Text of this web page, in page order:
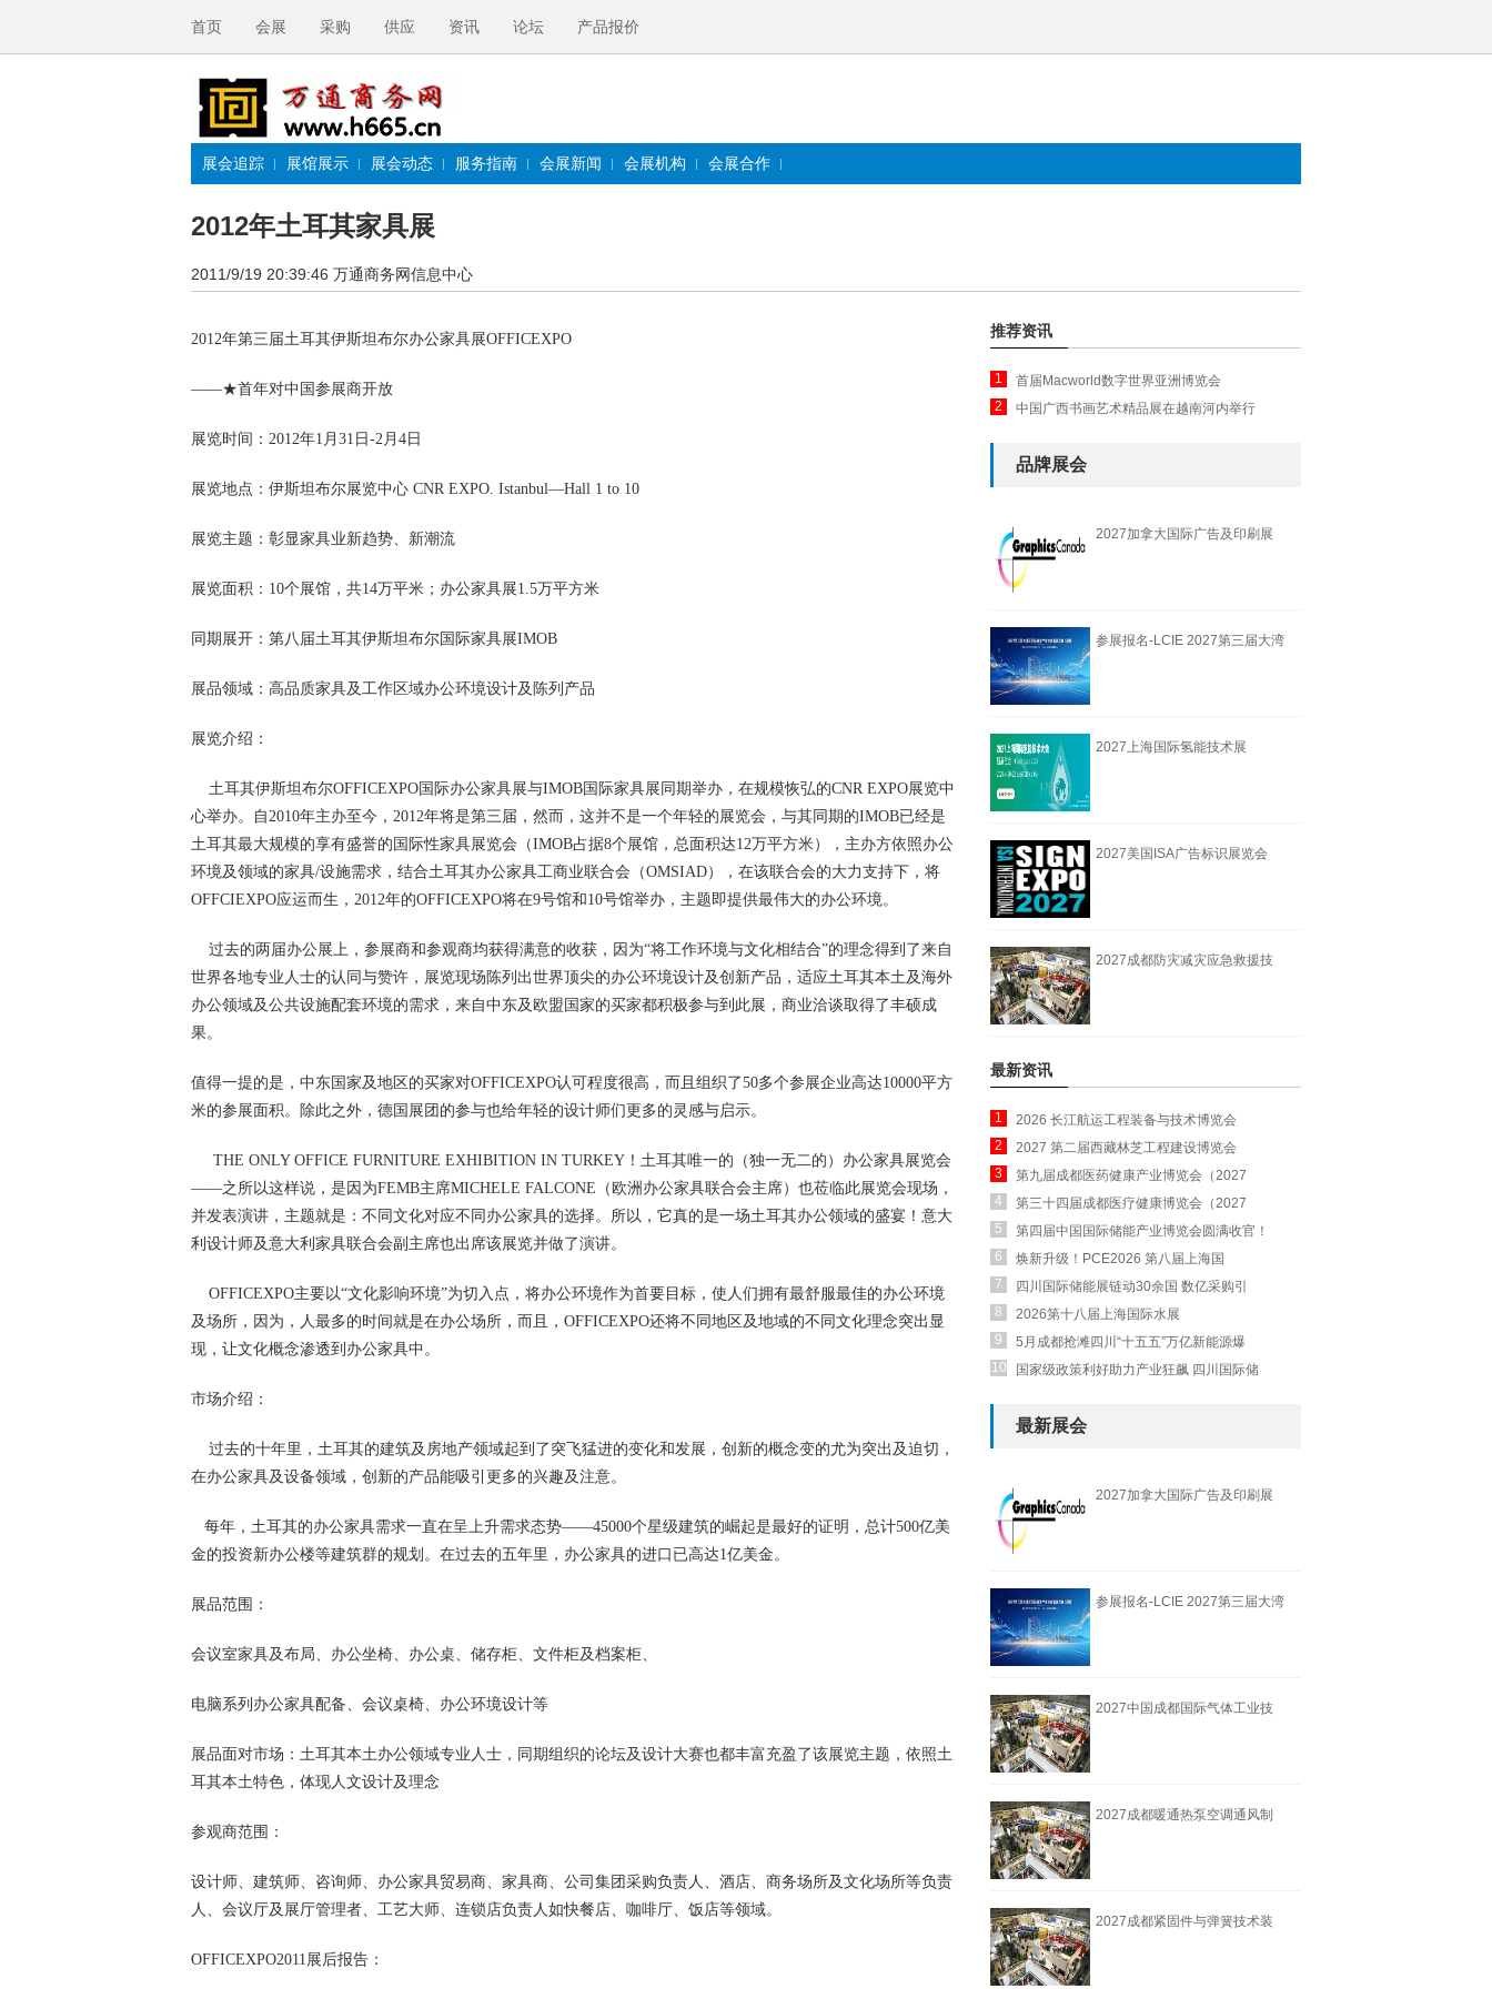
首页 会展 采购 供应 资讯 论坛 产品报价
展会追踪 展馆展示 展会动态 服务指南 会展新闻 会展机构 会展合作
2012年土耳其家具展
2011/9/19 20:39:46 万通商务网信息中心
2012年第三届土耳其伊斯坦布尔办公家具展OFFICEXPO
——★首年对中国参展商开放
展览时间：2012年1月31日-2月4日
展览地点：伊斯坦布尔展览中心 CNR EXPO. Istanbul—Hall 1 to 10
展览主题：彰显家具业新趋势、新潮流
展览面积：10个展馆，共14万平米；办公家具展1.5万平方米
同期展开：第八届土耳其伊斯坦布尔国际家具展IMOB
展品领域：高品质家具及工作区域办公环境设计及陈列产品
展览介绍：
土耳其伊斯坦布尔OFFICEXPO国际办公家具展与IMOB国际家具展同期举办，在规模恢弘的CNR EXPO展览中
心举办。自2010年主办至今，2012年将是第三届，然而，这并不是一个年轻的展览会，与其同期的IMOB已经是
土耳其最大规模的享有盛誉的国际性家具展览会（IMOB占据8个展馆，总面积达12万平方米），主办方依照办公
环境及领域的家具/设施需求，结合土耳其办公家具工商业联合会（OMSIAD），在该联合会的大力支持下，将
OFFCIEXPO应运而生，2012年的OFFICEXPO将在9号馆和10号馆举办，主题即提供最伟大的办公环境。
过去的两届办公展上，参展商和参观商均获得满意的收获，因为“将工作环境与文化相结合”的理念得到了来自
世界各地专业人士的认同与赞许，展览现场陈列出世界顶尖的办公环境设计及创新产品，适应土耳其本土及海外
办公领域及公共设施配套环境的需求，来自中东及欧盟国家的买家都积极参与到此展，商业洽谈取得了丰硕成
果。
值得一提的是，中东国家及地区的买家对OFFICEXPO认可程度很高，而且组织了50多个参展企业高达10000平方
米的参展面积。除此之外，德国展团的参与也给年轻的设计师们更多的灵感与启示。
THE ONLY OFFICE FURNITURE EXHIBITION IN TURKEY！土耳其唯一的（独一无二的）办公家具展览会
——之所以这样说，是因为FEMB主席MICHELE FALCONE（欧洲办公家具联合会主席）也莅临此展览会现场，
并发表演讲，主题就是：不同文化对应不同办公家具的选择。所以，它真的是一场土耳其办公领域的盛宴！意大
利设计师及意大利家具联合会副主席也出席该展览并做了演讲。
OFFICEXPO主要以“文化影响环境”为切入点，将办公环境作为首要目标，使人们拥有最舒服最佳的办公环境
及场所，因为，人最多的时间就是在办公场所，而且，OFFICEXPO还将不同地区及地域的不同文化理念突出显
现，让文化概念渗透到办公家具中。
市场介绍：
过去的十年里，土耳其的建筑及房地产领域起到了突飞猛进的变化和发展，创新的概念变的尤为突出及迫切，
在办公家具及设备领域，创新的产品能吸引更多的兴趣及注意。
每年，土耳其的办公家具需求一直在呈上升需求态势——45000个星级建筑的崛起是最好的证明，总计500亿美
金的投资新办公楼等建筑群的规划。在过去的五年里，办公家具的进口已高达1亿美金。
展品范围：
会议室家具及布局、办公坐椅、办公桌、储存柜、文件柜及档案柜、
电脑系列办公家具配备、会议桌椅、办公环境设计等
展品面对市场：土耳其本土办公领域专业人士，同期组织的论坛及设计大赛也都丰富充盈了该展览主题，依照土
耳其本土特色，体现人文设计及理念
参观商范围：
设计师、建筑师、咨询师、办公家具贸易商、家具商、公司集团采购负责人、酒店、商务场所及文化场所等负责
人、会议厅及展厅管理者、工艺大师、连锁店负责人如快餐店、咖啡厅、饭店等领域。
OFFICEXPO2011展后报告：
推荐资讯
1
首届Macworld数字世界亚洲博览会
2
中国广西书画艺术精品展在越南河内举行
品牌展会
2027加拿大国际广告及印刷展
参展报名-LCIE 2027第三届大湾
2027上海国际氢能技术展
2027美国ISA广告标识展览会
2027成都防灾减灾应急救援技
最新资讯
1
2026 长江航运工程装备与技术博览会
2
2027 第二届西藏林芝工程建设博览会
3
第九届成都医药健康产业博览会（2027
4
第三十四届成都医疗健康博览会（2027
5
第四届中国国际储能产业博览会圆满收官！
6
焕新升级！PCE2026 第八届上海国
7
四川国际储能展链动30余国 数亿采购引
8
2026第十八届上海国际水展
9
5月成都抢滩四川“十五五”万亿新能源爆
10
国家级政策利好助力产业狂飙 四川国际储
最新展会
2027加拿大国际广告及印刷展
参展报名-LCIE 2027第三届大湾
2027中国成都国际气体工业技
2027成都暖通热泵空调通风制
2027成都紧固件与弹簧技术装